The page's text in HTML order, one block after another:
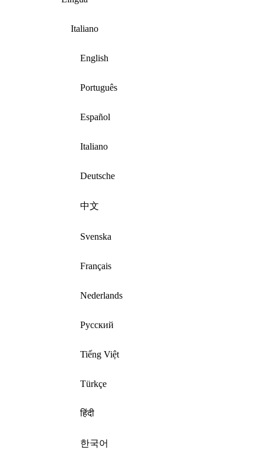
Italiano
English
Português
Español
Italiano
Deutsche
中文
Svenska
Français
Nederlands
Русский
Tiếng Việt
Türkçe
हिंदी
한국어